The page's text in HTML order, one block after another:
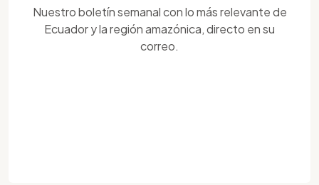
Nuestro boletín semanal con lo más relevante de
Ecuador y la región amazónica, directo en su
correo.